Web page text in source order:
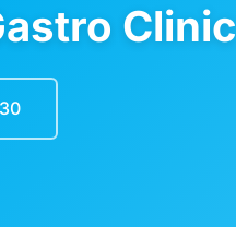
Clinic